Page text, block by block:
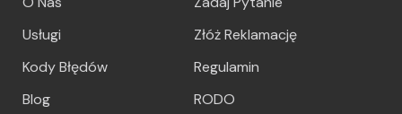
Usługi
Kody Błędów
Blog
Złóż Reklamację
Regulamin
RODO